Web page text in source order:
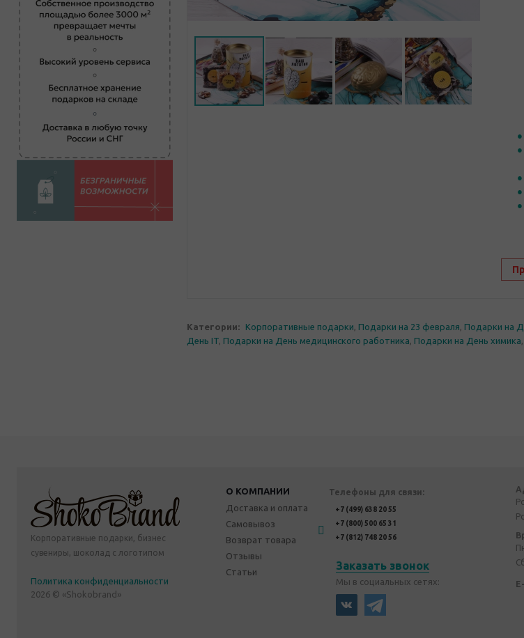
Категории: Корпоративные подарки, Подарки на 23 февраля, Подарки на
День IT, Подарки на День медицинского работника, Подарки на День химика,
Корпоративные подарки, бизнес
сувениры, шоколад с логотипом
Политика конфиденциальности
2026 © «Shokobrand»
О КОМПАНИИ
Доставка и оплата
Самовывоз
Возврат товара
Отзывы
Статьи
Телефоны для связи:
+7 (499) 638 20 55
+7 (800) 500 65 31
+7 (812) 748 20 56
Заказать звонок
Мы в социальных сетях: